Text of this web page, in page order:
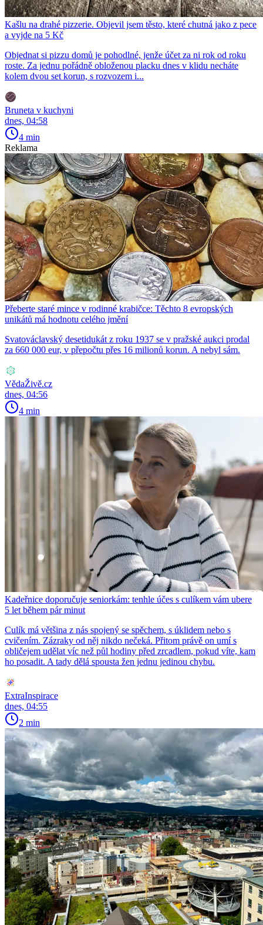
Kašlu na drahé pizzerie. Objevil jsem těsto, které chutná jako z pece
a vyjde na 5 Kč
Objednat si pizzu domů je pohodlné, jenže účet za ni rok od roku
roste. Za jednu pořádně obloženou placku dnes v klidu necháte
kolem dvou set korun, s rozvozem i...
Bruneta v kuchyni
dnes, 04:58
4 min
Reklama
Přeberte staré mince v rodinné krabičce: Těchto 8 evropských
unikátů má hodnotu celého jmění
Svatováclavský desetidukát z roku 1937 se v pražské aukci prodal
za 660 000 eur, v přepočtu přes 16 milionů korun. A nebyl sám.
VědaŽivě.cz
dnes, 04:56
4 min
Kadeřnice doporučuje seniorkám: tenhle účes s culíkem vám ubere
5 let během pár minut
Culík má většina z nás spojený se spěchem, s úklidem nebo s
cvičením. Zázraky od něj nikdo nečeká. Přitom právě on umí s
obličejem udělat víc než půl hodiny před zrcadlem, pokud víte, kam
ho posadit. A tady dělá spousta žen jednu jedinou chybu.
ExtraInspirace
dnes, 04:55
2 min